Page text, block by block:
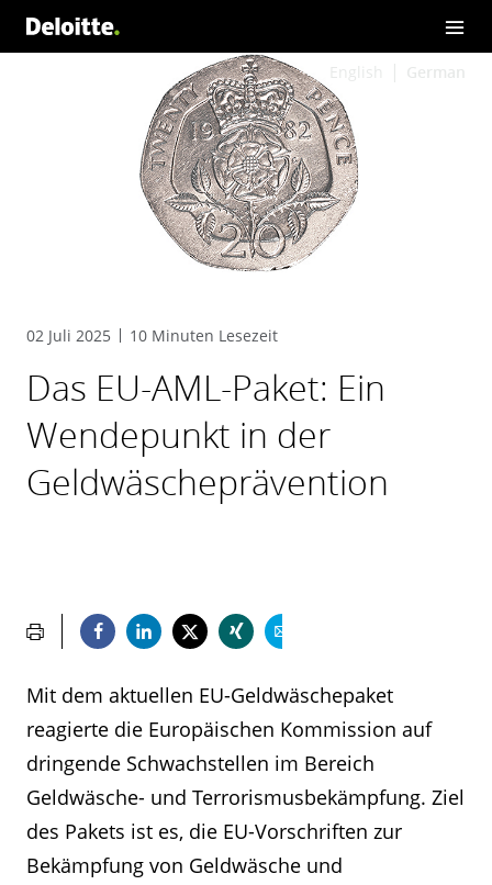
English German
02 Juli 2025 10 Minuten Lesezeit
Das EU-AML-Paket: Ein
Wendepunkt in der
Geldwäscheprävention
Mit dem aktuellen EU-Geldwäschepaket
reagierte die Europäischen Kommission auf
dringende Schwachstellen im Bereich
Geldwäsche- und Terrorismusbekämpfung. Ziel
des Pakets ist es, die EU-Vorschriften zur
Bekämpfung von Geldwäsche und